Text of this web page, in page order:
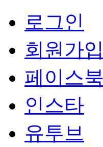
로그인
회원가입
페이스북
인스타
유투브